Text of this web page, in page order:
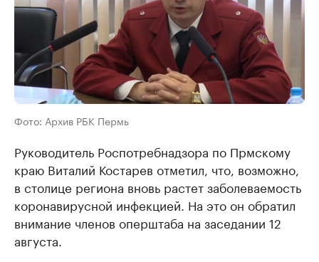
Фото: Архив РБК Пермь
Руководитель Роспотребнадзора по Прмскому
краю Виталий Костарев отметил, что, возможно,
в столице региона вновь растет заболеваемость
коронавирусной инфекцией. На это он обратил
внимание членов оперштаба на заседании 12
августа.